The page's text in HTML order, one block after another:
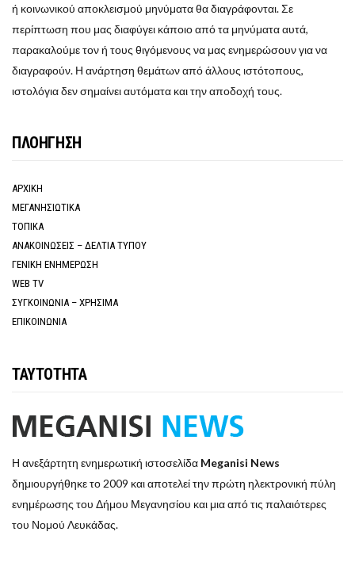
ή κοινωνικού αποκλεισμού μηνύματα θα διαγράφονται. Σε
περίπτωση που μας διαφύγει κάποιο από τα μηνύματα αυτά,
παρακαλούμε τον ή τους θιγόμενους να μας ενημερώσουν για να
διαγραφούν. Η ανάρτηση θεμάτων από άλλους ιστότοπους,
ιστολόγια δεν σημαίνει αυτόματα και την αποδοχή τους.
ΠΛΟΗΓΗΣΗ
ΑΡΧΙΚΗ
ΜΕΓΑΝΗΣΙΩΤΙΚΑ
ΤΟΠΙΚΑ
ΑΝΑΚΟΙΝΩΣΕΙΣ – ΔΕΛΤΙΑ ΤΥΠΟΥ
ΓΕΝΙΚΗ ΕΝΗΜΕΡΩΣΗ
WEB TV
ΣΥΓΚΟΙΝΩΝΙΑ – ΧΡΗΣΙΜΑ
ΕΠΙΚΟΙΝΩΝΙΑ
ΤΑΥΤΟΤΗΤΑ
Η ανεξάρτητη ενημερωτική ιστοσελίδα Meganisi News
δημιουργήθηκε το 2009 και αποτελεί την πρώτη ηλεκτρονική πύλη
ενημέρωσης του Δήμου Μεγανησίου και μια από τις παλαιότερες
του Νομού Λευκάδας.